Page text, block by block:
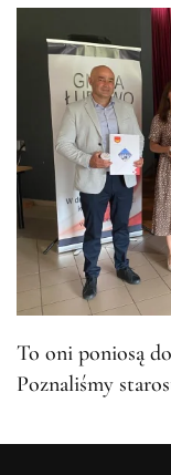
To oni poniosą
Poznaliśmy